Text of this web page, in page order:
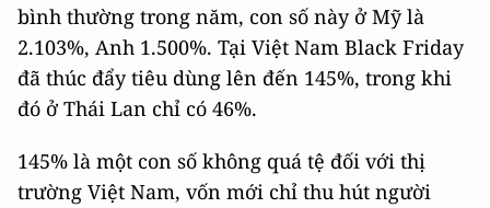
bình thường trong năm, con số này ở Mỹ là
2.103%, Anh 1.500%. Tại Việt Nam Black Friday
đã thúc đẩy tiêu dùng lên đến 145%, trong khi
đó ở Thái Lan chỉ có 46%.
145% là một con số không quá tệ đối với thị
trường Việt Nam, vốn mới chỉ thu hút người